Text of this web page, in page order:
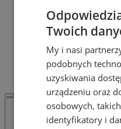
Dodaj
POLECAMY
Protocol
Pracuj.pl
REKLAMA
WSPÓŁPRACA
Twoich
My i nasi
podobnych
uzyskiwania
urządzeniu oraz
osobowych,
identyfikatory i